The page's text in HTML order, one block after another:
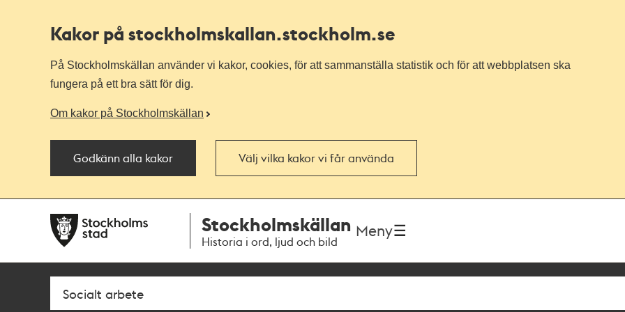
Kakor på stockholmskallan.stockholm.se
På Stockholmskällan använder vi kakor, cookies, för att sammanställa statistik och för att webbplatsen ska
fungera på ett bra sätt för dig.
Om kakor på Stockholmskällan
Godkänn alla kakor Välj vilka kakor vi får använda
navigationen
huvudinnehållet
Stockholmskällan
Historia i ord, ljud och bild
Meny
Sök